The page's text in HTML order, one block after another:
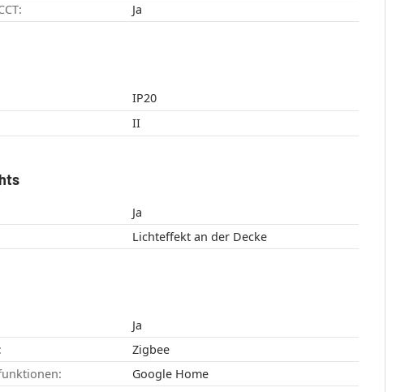
Ja
IP20
II
Ja
Lichteffekt an der Decke
Ja
Zigbee
Google Home